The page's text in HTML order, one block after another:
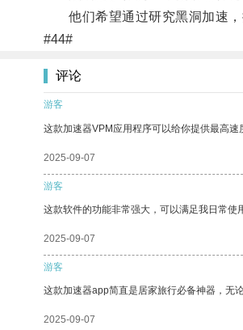
他们希望通过研究黑洞加速，
#44#
评论
游客
这款加速器VPM应用程序可以给你提供最高速
2025-09-07
游客
这款软件的功能非常强大，可以满足我日常使
2025-09-07
游客
这款加速器app简直是居家旅行必备神器，无
2025-09-07